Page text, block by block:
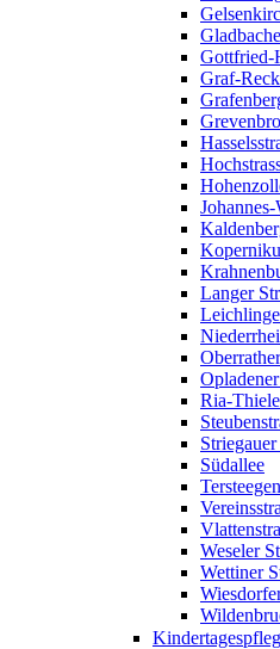
Gottfried-
Graf-
Langer
Ria-
Südallee
Weseler
Wettiner